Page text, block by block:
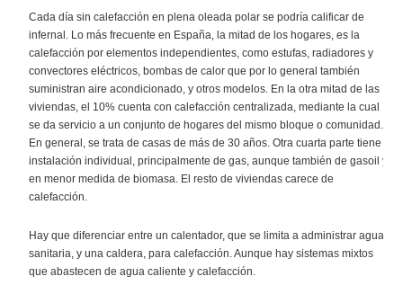
Cada día sin calefacción en plena oleada polar se podría calificar de
infernal. Lo más frecuente en España, la mitad de los hogares, es la
calefacción por elementos independientes, como estufas, radiadores y
convectores eléctricos, bombas de calor que por lo general también
suministran aire acondicionado, y otros modelos. En la otra mitad de las
viviendas, el 10% cuenta con calefacción centralizada, mediante la cual
se da servicio a un conjunto de hogares del mismo bloque o comunidad.
En general, se trata de casas de más de 30 años. Otra cuarta parte tiene
instalación individual, principalmente de gas, aunque también de gasoil y
en menor medida de biomasa. El resto de viviendas carece de
calefacción.
Hay que diferenciar entre un calentador, que se limita a administrar agua
sanitaria, y una caldera, para calefacción. Aunque hay sistemas mixtos
que abastecen de agua caliente y calefacción.